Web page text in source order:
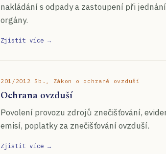
nakládání s odpady a zastoupení při
orgány.
Zjistit více →
201/2012 Sb., Zákon o ochraně ovzduší
Ochrana ovzduší
Povolení provozu zdrojů znečišťování,
emisí, poplatky za znečišťování ovzduší.
Zjistit více →